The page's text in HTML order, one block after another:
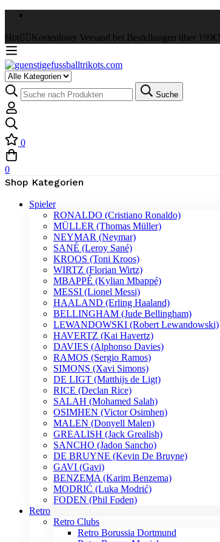
Hot ✌🏼Kostenloser Versand bei Bestellungen über 199€!
Select
a
Category
Suche
nach:
Suche
0
0
Shop Kategorien
Spieler
RONALDO (Cristiano Ronaldo)
MÜLLER (Thomas Müller)
NEYMAR (Neymar)
SANÉ (Leroy Sané)
KROOS (Toni Kroos)
WIRTZ (Florian Wirtz)
MBAPPÉ (Kylian Mbappé)
MESSI (Lionel Messi)
HAALAND (Erling Haaland)
BELLINGHAM (Jude Bellingham)
LEWANDOWSKI (Robert Lewandowski)
HAVERTZ (Kai Havertz)
DAVIES (Alphonso Davies)
RAMOS (Sergio Ramos)
SIMONS (Xavi Simons)
DE LIGT (Matthijs de Ligt)
RICE (Declan Rice)
SALAH (Mohamed Salah)
OSIMHEN (Victor Osimhen)
MALEN (Donyell Malen)
GREALISH (Jack Grealish)
SANCHO (Jadon Sancho)
DE BRUYNE (Kevin De Bruyne)
GAVI (Gavi)
BENZEMA (Karim Benzema)
MODRIĆ (Luka Modrić)
FODEN (Phil Foden)
Retro
Retro Clubs
Retro Borussia Dortmund